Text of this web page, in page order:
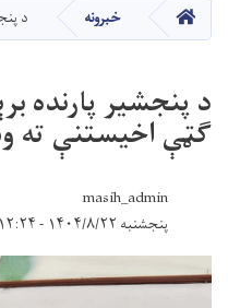
کور خبرونه د
د پنجشیر پارنده
ګټې اخیستنې ته
masih_admin
پنجشنبه ۱۴۰۴/۸/۲۲ - ۱۲:۲۴